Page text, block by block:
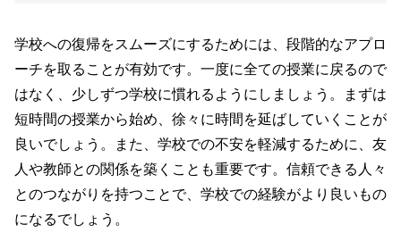
学校への復帰をスムーズにするためには、段階的なアプロ
ーチを取ることが有効です。一度に全ての授業に戻るので
はなく、少しずつ学校に慣れるようにしましょう。まずは
短時間の授業から始め、徐々に時間を延ばしていくことが
良いでしょう。また、学校での不安を軽減するために、友
人や教師との関係を築くことも重要です。信頼できる人々
とのつながりを持つことで、学校での経験がより良いもの
になるでしょう。